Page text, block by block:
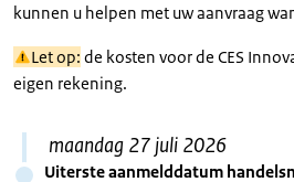
kunnen u helpen met uw aanvraag
Let op: de kosten voor de CES
eigen rekening.
maandag 27 juli 2026
Uiterste aanmelddatum